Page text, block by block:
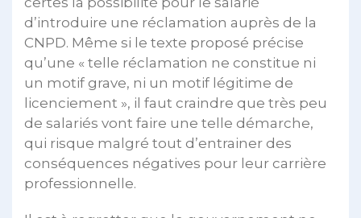
d’introduire une réclamation auprès de la
CNPD. Même si le texte proposé précise
qu’une « telle réclamation ne constitue ni
un motif grave, ni un motif légitime de
licenciement », il faut craindre que très peu
de salariés vont faire une telle démarche,
qui risque malgré tout d’entrainer des
conséquences négatives pour leur carrière
professionnelle.